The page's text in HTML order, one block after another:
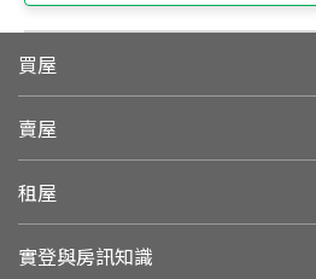
買屋
賣屋
租屋
實登與房訊知識